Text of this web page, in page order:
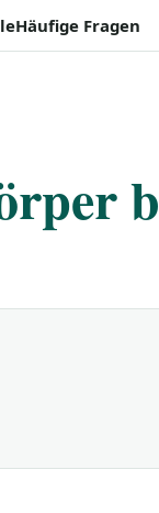
Häufige Fragen